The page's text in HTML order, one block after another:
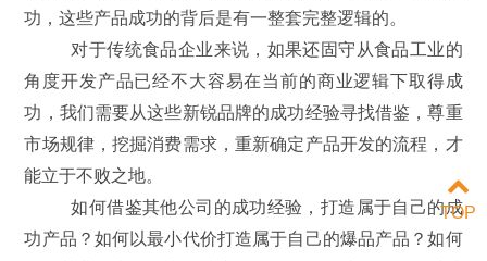
功，这些产品成功的背后是有一整套完整逻辑的。
对于传统食品企业来说，如果还固守从食品工业的
角度开发产品已经不大容易在当前的商业逻辑下取得成
功，我们需要从这些新锐品牌的成功经验寻找借鉴，尊重
市场规律，挖掘消费需求，重新确定产品开发的流程，才
能立于不败之地。
如何借鉴其他公司的成功经验，打造属于自己的成
功产品？如何以最小代价打造属于自己的爆品产品？如何
TOP